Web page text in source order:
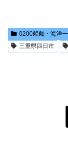
0200船舶・海洋
三重県四日市